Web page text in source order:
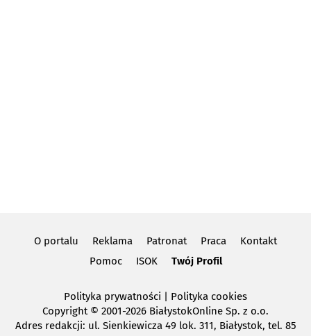
O portalu Reklama Patronat Praca
Kontakt
Pomoc
ISOK Twój Profil
Polityka prywatności
Polityka cookies
Copyright© 2001-2026 BiałystokOnline Sp. z o.o.
Adres redakcji: ul. Sienkiewicza 49 lok. 311, Białystok, tel. 85